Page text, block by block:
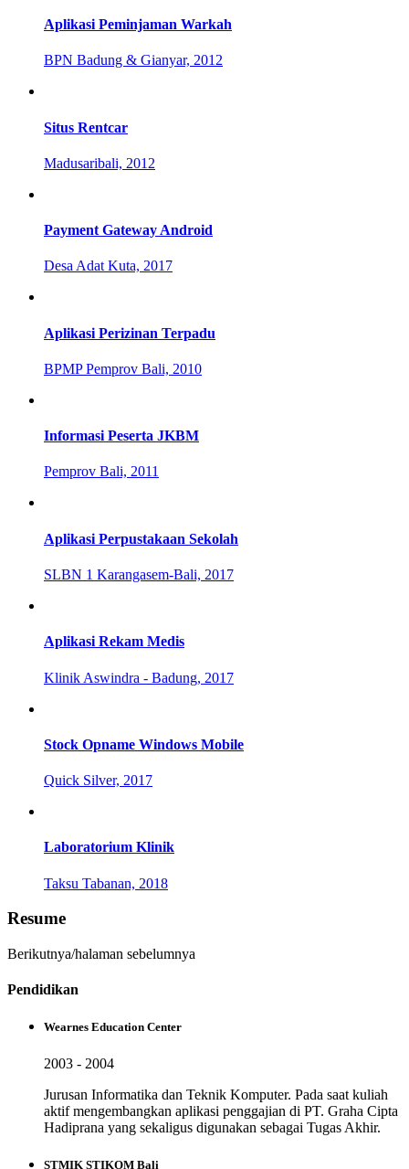
Aplikasi Peminjaman Warkah
BPN Badung & Gianyar, 2012
Situs Rentcar
Madusaribali, 2012
Payment Gateway Android
Desa Adat Kuta, 2017
Aplikasi Perizinan Terpadu
BPMP Pemprov Bali, 2010
Informasi Peserta JKBM
Pemprov Bali, 2011
Aplikasi Perpustakaan Sekolah
SLBN 1 Karangasem-Bali, 2017
Aplikasi Rekam Medis
Klinik Aswindra - Badung, 2017
Stock Opname Windows Mobile
Quick Silver, 2017
Laboratorium Klinik
Taksu Tabanan, 2018
Resume
Berikutnya/halaman sebelumnya
Pendidikan
Wearnes Education Center
2003 - 2004
Jurusan Informatika dan Teknik Komputer. Pada saat kuliah
aktif mengembangkan aplikasi penggajian di PT. Graha Cipta
Hadiprana yang sekaligus digunakan sebagai Tugas Akhir.
STMIK STIKOM Bali